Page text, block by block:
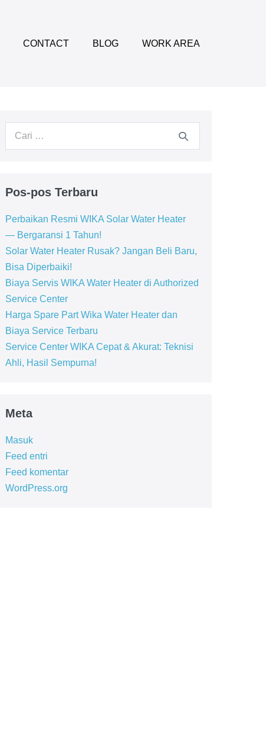
CONTACT BLOG WORK AREA
Pencarian
Pos-pos Terbaru
Perbaikan Resmi WIKA Solar Water Heater
— Bergaransi 1 Tahun!
Solar Water Heater Rusak? Jangan Beli Baru,
Bisa Diperbaiki!
Biaya Servis WIKA Water Heater di Authorized
Service Center
Harga Spare Part Wika Water Heater dan
Biaya Service Terbaru
Service Center WIKA Cepat & Akurat: Teknisi
Ahli, Hasil Sempurna!
Meta
Masuk
Feed entri
Feed komentar
WordPress.org